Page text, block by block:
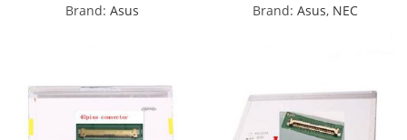
Brand: Asus, NEC
Brand: Asus